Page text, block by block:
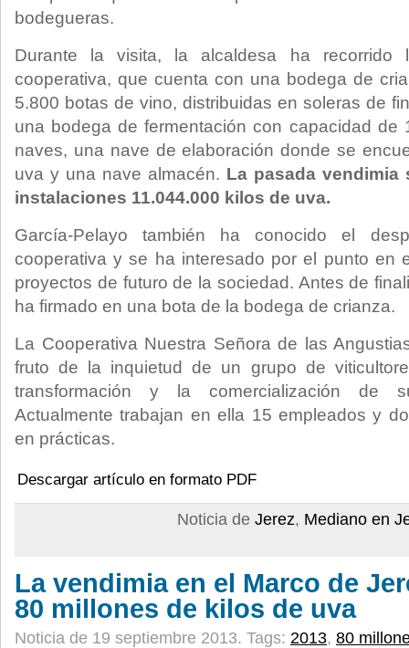
bodegueras.
Durante la visita, la alcaldesa ha recorrido
cooperativa, que cuenta con una bodega de
5.800 botas de vino, distribuidas en soleras de
una bodega de fermentación con capacidad de
naves, una nave de elaboración donde se
uva y una nave almacén. La pasada vendimia
instalaciones 11.044.000 kilos de uva.
García-Pelayo también ha conocido el
cooperativa y se ha interesado por el punto en
proyectos de futuro de la sociedad. Antes de
ha firmado en una bota de la bodega de crianza.
La Cooperativa Nuestra Señora de las
fruto de la inquietud de un grupo de
transformación y la comercialización de
Actualmente trabajan en ella 15 empleados y
en prácticas.
Descargar artículo en formato PDF
Noticia de Jerez, Mediano en
La vendimia en el Marco de
80 millones de kilos de uva
Noticia de 19 septiembre 2013. Tags: 2013, 80